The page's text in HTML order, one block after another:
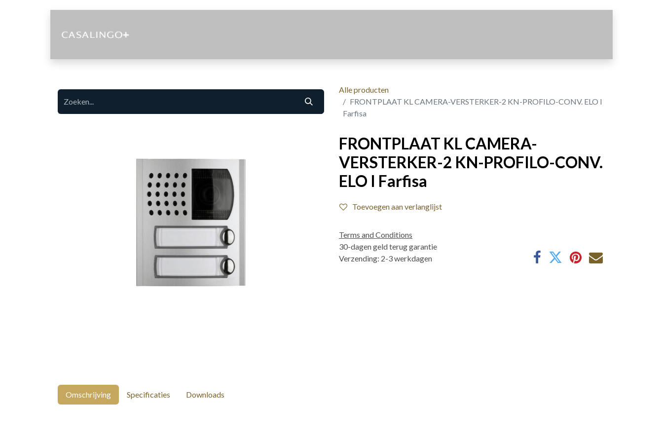
Alle producten
FRONTPLAAT KL CAMERA-VERSTERKER-2 KN-PROFILO-CONV. ELO I
Farfisa
FRONTPLAAT KL CAMERA-
VERSTERKER-2 KN-PROFILO-CONV.
ELO I Farfisa
Toevoegen aan verlanglijst
Terms and Conditions
30-dagen geld terug garantie
Verzending: 2-3 werkdagen
Omschrijving Specificaties Downloads